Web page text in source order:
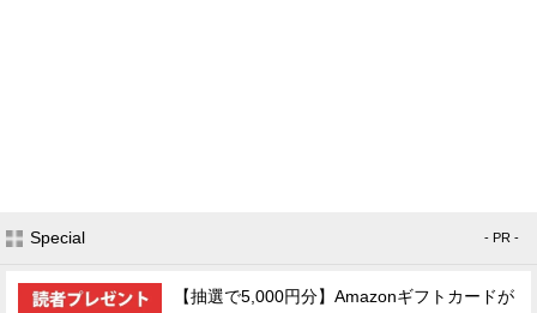
Special - PR -
【抽選で5,000円分】Amazonギフトカードが